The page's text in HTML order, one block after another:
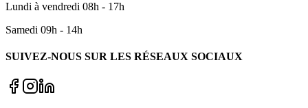
Lundi à vendredi 08h - 17h
Samedi 09h - 14h
SUIVEZ-NOUS SUR LES RÉSEAUX SOCIAUX